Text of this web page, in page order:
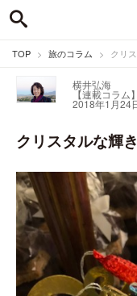
TOP 旅のコラム クリ
横井弘海
【連載コラム
2018年1月24
クリスタルな輝